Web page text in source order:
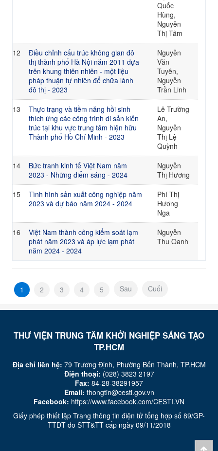
Quốc
Hùng,
Nguyễn
Thị Tâm
12
Điều chỉnh cấu trúc không gian đô
thị thành phố Hà Nội năm 2011 dựa
trên khung thiên nhiên - một liệu
pháp thuận tự nhiên để chữa lành
đô thị - 2023
Nguyễn
Văn
Tuyên,
Nguyễn
Trần Linh
13
Thực trạng và tiềm năng hồi sinh
thích ứng các công trình di sản kiến
trúc tại khu vực trung tâm hiện hữu
Thành phố Hồ Chí Minh - 2023
Lê Trường
An,
Nguyễn
Thị Lệ
Quỳnh
14
Bức tranh kinh tế Việt Nam năm
2023 - Những điểm sáng - 2024
Nguyễn
Thị Hương
15
Tình hình sản xuất công nghiệp năm
2023 và dự báo năm 2024 - 2024
Phí Thị
Hương
Nga
16
Việt Nam thành công kiểm soát lạm
phát năm 2023 và áp lực lạm phát
năm 2024 - 2024
Nguyễn
Thu Oanh
1 2 3 4 5 Sau Cuối
THƯ VIỆN TRUNG TÂM KHỞI NGHIỆP SÁNG TẠO
TP.HCM
Địa chỉ liên hệ: ​79 Trương Định, Phường Bến Thành, TP.HCM
Điện thoại: (028) 3823 2197
Fax: 84-28-38291957
Email: thongtin@cesti.gov.vn
Facebook: https://www.facebook.com/CESTI.VN
Giấy phép thiết lập Trang thông tin điện tử tổng hợp số 89/GP-
TTĐT do STT&TT cấp ngày 09/11/2018